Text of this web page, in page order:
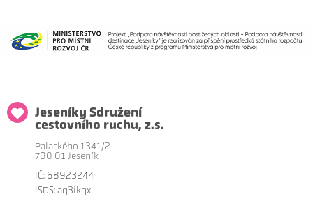
Jeseníky Sdružení
cestovního ruchu, z.s.
Palackého 1341/2
790 01 Jeseník
IČ: 68923244
ISDS: aq3ikqx